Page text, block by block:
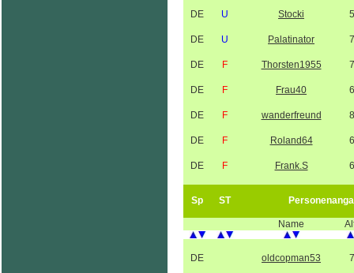
DE U Stocki
DE U Palatinator
DE F Thorsten1955
DE F Frau40
DE F wanderfreund
DE F Roland64
DE F Frank.S
Sp ST
Name
DE oldcopman53